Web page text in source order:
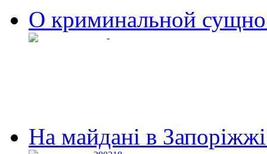
О криминальной
На майдані в